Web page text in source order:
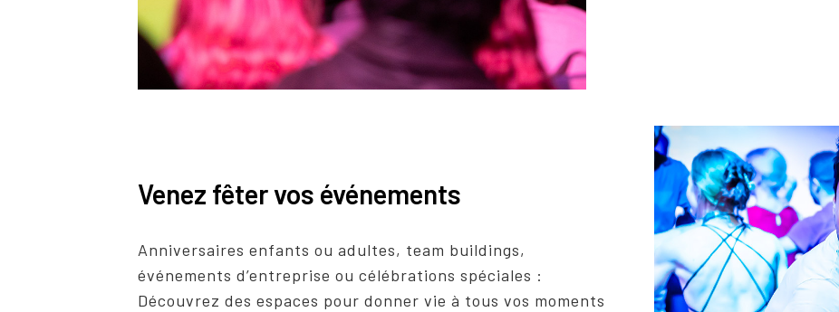
Venez fêter vos événements
Anniversaires enfants ou adultes, team buildings,
événements d’entreprise ou célébrations spéciales :
Découvrez des espaces pour donner vie à tous vos moments